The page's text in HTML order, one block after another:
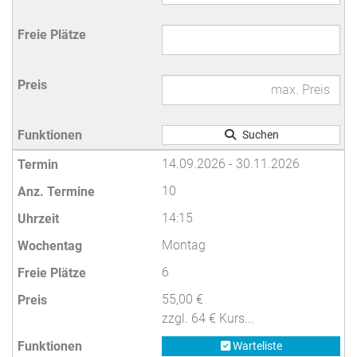
Suchen
14.09.2026 - 30.11.2026
10
14:15
Montag
6
55,00 €
zzgl. 64 € Kurs...
Warteliste